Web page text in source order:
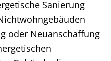
Sanierung
oder Neuanschaffung